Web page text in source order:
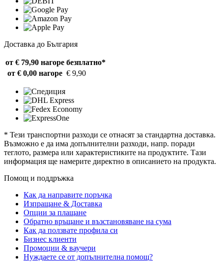
Доставка до България
от € 79,90 нагоре безплатно*
от € 0,00 нагоре € 9,90
* Тези транспортни разходи се отнасят за стандартна доставка.
Възможно е да има допълнителни разходи, напр. поради
теглото, размера или характеристиките на продуктите. Тази
информация ще намерите директно в описанието на продукта.
Помощ и поддръжка
Как да направите поръчка
Изпращане & Доставка
Опции за плащане
Обратно връщане и възстановяване на сума
Как да ползвате профила си
Бизнес клиенти
Промоции & ваучери
Нуждаете се от допълнителна помощ?